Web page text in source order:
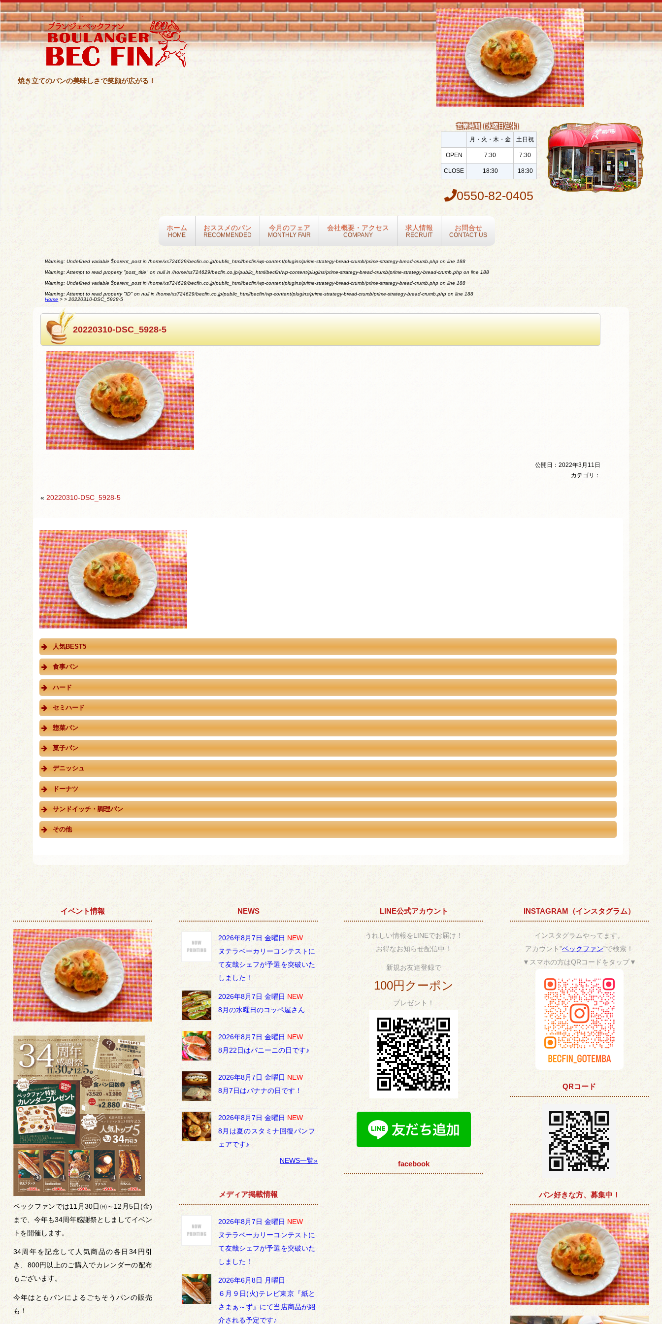
焼き立てのパンの美味しさで笑顔が広がる！
営業時間（水曜日定休）
月・火・木・金 土日祝
OPEN 7:30 7:30
CLOSE 18:30 18:30
0550-82-0405
ホーム
HOME
おススメのパン
RECOMMENDED
今月のフェア
MONTHLY FAIR
会社概要・アクセス
COMPANY
求人情報
RECRUIT
お問合せ
CONTACT US
Warning: Undefined variable $parent_post in/home/xs724629/becfin.co.jp/public_html/becfin/wp-content/plugins/prime-strategy-bread-crumb/prime-strategy-bread-crumb.php on line 188
Warning: Attempt to read property "post_title" on null in/home/xs724629/becfin.co.jp/public_html/becfin/wp-content/plugins/prime-strategy-bread-crumb/prime-strategy-bread-crumb.php on line 188
Warning: Undefined variable $parent_post in/home/xs724629/becfin.co.jp/public_html/becfin/wp-content/plugins/prime-strategy-bread-crumb/prime-strategy-bread-crumb.php on line 188
Warning: Attempt to read property "ID" on null in/home/xs724629/becfin.co.jp/public_html/becfin/wp-content/plugins/prime-strategy-bread-crumb/prime-strategy-bread-crumb.php on line 188
Home >>20220310-DSC_5928-5
20220310-DSC_5928-5
公開日：2022年3月11日
カテゴリ：
« 20220310-DSC_5928-5
人気BEST5
食事パン
ハード
セミハード
惣菜パン
菓子パン
デニッシュ
ドーナツ
サンドイッチ・調理パン
その他
イベント情報
ベックファンでは11月30日㈰～12月5日(金)
まで、今年も34周年感謝祭としましてイベン
トを開催します。
34周年を記念して人気商品の各日34円引
き、800円以上のご購入でカレンダーの配布
もございます。
今年はともパンによるごちそうパンの販売
も！
NEWS
2026年8月7日 金曜日 NEW
ヌテラベーカリーコンテストに
て友哉シェフが予選を突破いた
しました！
2026年8月7日 金曜日 NEW
8月の水曜日のコッペ屋さん
2026年8月7日 金曜日 NEW
8月22日はパニーニの日です♪
2026年8月7日 金曜日 NEW
8月7日はバナナの日です！
2026年8月7日 金曜日 NEW
8月は夏のスタミナ回復パンフ
ェアです♪
NEWS一覧»
メディア掲載情報
2026年8月7日 金曜日 NEW
ヌテラベーカリーコンテストに
て友哉シェフが予選を突破いた
しました！
2026年6月8日 月曜日
６月９日(火)テレビ東京『紙と
さまぁ～ず』にて当店商品が紹
介される予定です♪
LINE公式アカウント
うれしい情報をLINEでお届け！
お得なお知らせ配信中！
新規お友達登録で
100円クーポン
プレゼント！
facebook
INSTAGRAM（インスタグラム）
インスタグラムやってます。
アカウント”ベックファン”で検索！
▼スマホの方はQRコードをタップ▼
QRコード
パン好きな方、募集中！